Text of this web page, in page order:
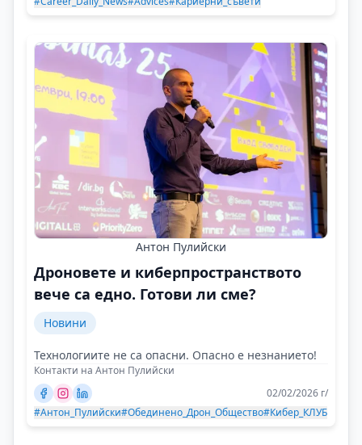
Антон Пулийски
Дроновете и киберпространството
вече са едно. Готови ли сме?
Новини
Технологиите не са опасни. Опасно е незнанието!
Контакти на Антон Пулийски
02/02/2026 г/
#Антон_Пулийски#Обединено_Дрон_Общество#Кибер_КЛУБ